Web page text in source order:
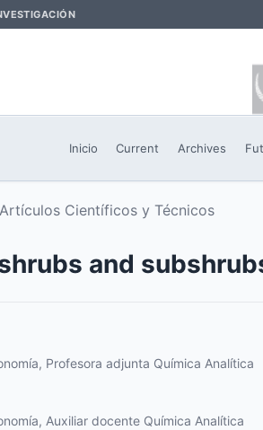
Inicio Current Archives
Artículos Científicos y Técnicos
and
Profesora adjunta Química Analítica
Auxiliar docente Química Analítica